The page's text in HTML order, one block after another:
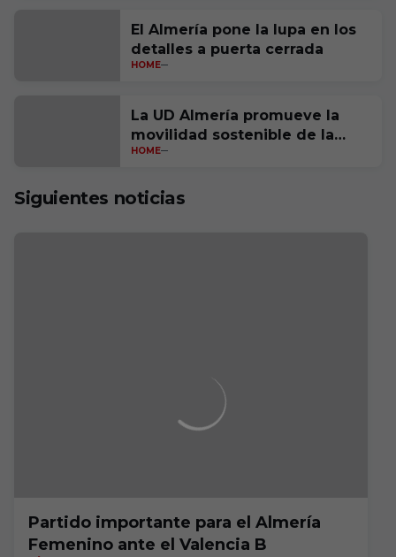
El Almería pone la lupa en los
detalles a puerta cerrada
HOME
La UD Almería promueve la
movilidad sostenible de la
mano de BMW
HOME
Siguientes noticias
Partido importante para el Almería
Femenino ante el Valencia B